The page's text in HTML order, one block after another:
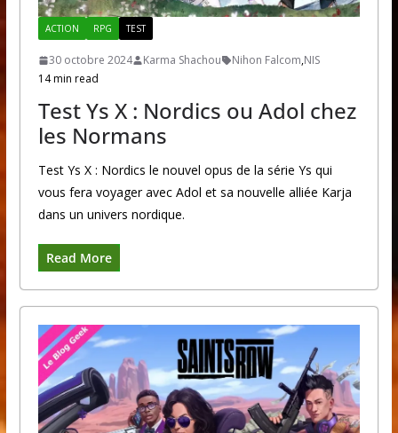
ACTION RPG TEST
30 octobre 2024 Karma Shachou Nihon Falcom,NIS
14 min read
Test Ys X : Nordics ou Adol chez
les Normans
Test Ys X : Nordics le nouvel opus de la série Ys qui
vous fera voyager avec Adol et sa nouvelle alliée Karja
dans un univers nordique.
Read More